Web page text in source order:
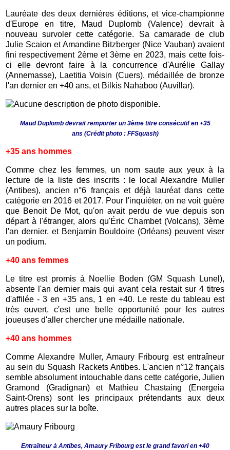
Lauréate des deux dernières éditions, et vice-championne
d'Europe en titre, Maud Duplomb (Valence) devrait à
nouveau survoler cette catégorie. Sa camarade de club
Julie Scaion et Amandine Bitzberger (Nice Vauban) avaient
fini respectivement 2ème et 3ème en 2023, mais cette fois-
ci elle devront faire à la concurrence d'Aurélie Gallay
(Annemasse), Laetitia Voisin (Cuers), médaillée de bronze
l'an dernier en +40 ans, et Bilkis Nahaboo (Auvillar).
Maud Duplomb devrait remporter un 3ème titre consécutif en +35
ans (Crédit photo : FFSquash)
+35 ans hommes
Comme chez les femmes, un nom saute aux yeux à la
lecture de la liste des inscrits : le local Alexandre Muller
(Antibes), ancien n°6 français et déjà lauréat dans cette
catégorie en 2016 et 2017. Pour l'inquiéter, on ne voit guère
que Benoit De Mot, qu'on avait perdu de vue depuis son
départ à l'étranger, alors qu'Éric Chambet (Volcans), 3ème
l'an dernier, et Benjamin Bouldoire (Orléans) peuvent viser
un podium.
+40 ans femmes
Le titre est promis à Noellie Boden (GM Squash Lunel),
absente l'an dernier mais qui avant cela restait sur 4 titres
d'affilée - 3 en +35 ans, 1 en +40. Le reste du tableau est
très ouvert, c'est une belle opportunité pour les autres
joueuses d'aller chercher une médaille nationale.
+40 ans hommes
Comme Alexandre Muller, Amaury Fribourg est entraîneur
au sein du Squash Rackets Antibes. L'ancien n°12 français
semble absolument intouchable dans cette catégorie, Julien
Gramond (Gradignan) et Mathieu Chastaing (Energeia
Saint-Orens) sont les principaux prétendants aux deux
autres places sur la boîte.
Entraîneur à Antibes, Amaury Fribourg est le grand favori en +40